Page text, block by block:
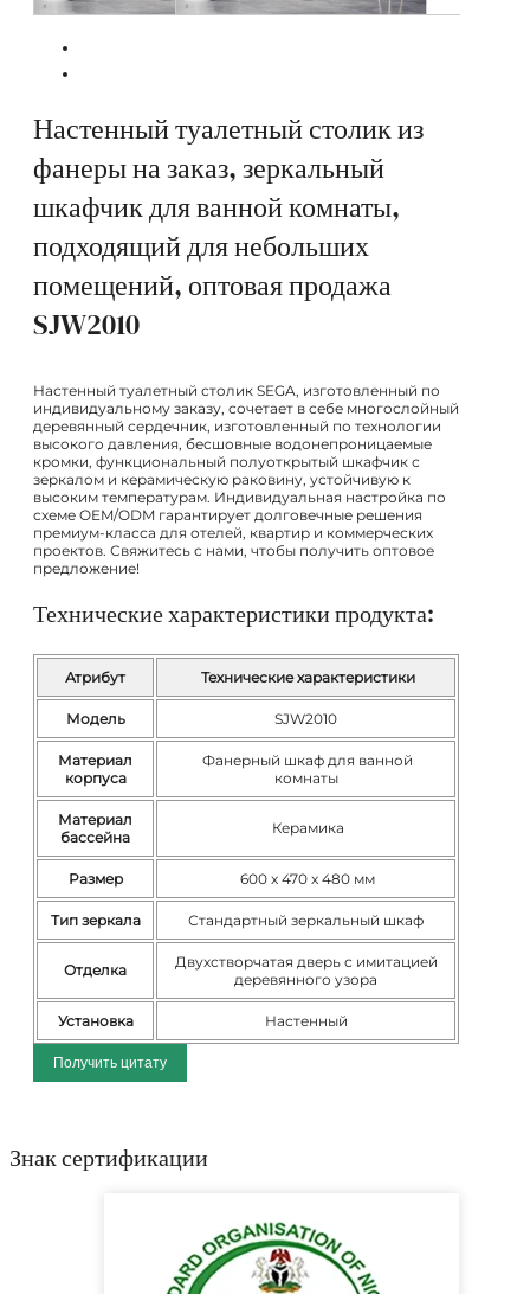
Настенный туалетный столик из
фанеры на заказ, зеркальный
шкафчик для ванной комнаты,
подходящий для небольших
помещений, оптовая продажа
SJW2010
Настенный туалетный столик SEGA, изготовленный по
индивидуальному заказу, сочетает в себе многослойный
деревянный сердечник, изготовленный по технологии
высокого давления, бесшовные водонепроницаемые
кромки, функциональный полуоткрытый шкафчик с
зеркалом и керамическую раковину, устойчивую к
высоким температурам. Индивидуальная настройка по
схеме OEM/ODM гарантирует долговечные решения
премиум-класса для отелей, квартир и коммерческих
проектов. Свяжитесь с нами, чтобы получить оптовое
предложение!
Технические характеристики продукта:
Атрибут Технические характеристики
Модель SJW2010
Материал
корпуса
Фанерный шкаф для ванной
комнаты
Материал
бассейна
Керамика
Размер 600 x 470 x 480 мм
Тип зеркала Стандартный зеркальный шкаф
Отделка
Двухстворчатая дверь с имитацией
деревянного узора
Установка Настенный
Получить цитату
Знак сертификации